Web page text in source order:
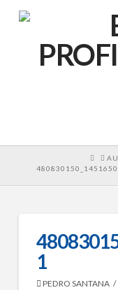
HOME
1
PEDRO SANTANA